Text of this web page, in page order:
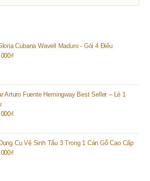
Cubana Wavell Maduro - Gói 4 Điếu
₫
Arturo Fuente Hemingway Best Seller – Lẻ 1
₫
Cụ Vệ Sinh Tẩu 3 Trong 1 Cán Gỗ Cao Cấp
₫